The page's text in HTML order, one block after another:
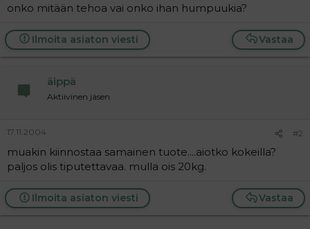
n
l
o
i
t
a
v
e
s
t
onko mitään tehoa vai onko ihan humpuukia?
Vastaa
Ilmoita asiaton viesti
äippä
Aktiivinen jäsen
17.11.2004 #2
muakin kiinnostaa samainen tuote....aiotko kokeilla?
paljos olis tiputettavaa. mulla ois 20kg.
Vastaa
Ilmoita asiaton viesti